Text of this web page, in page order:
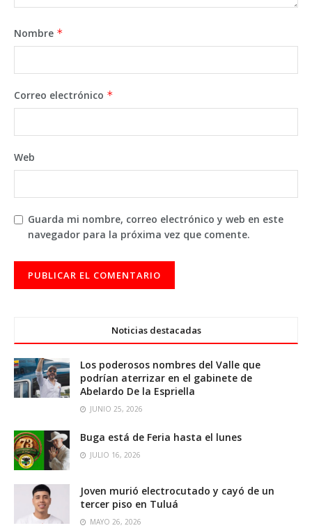
Nombre *
Correo electrónico *
Web
Guarda mi nombre, correo electrónico y web en este
navegador para la próxima vez que comente.
Noticias destacadas
Los poderosos nombres del Valle que
podrían aterrizar en el gabinete de
Abelardo De la Espriella
JUNIO 25, 2026
Buga está de Feria hasta el lunes
JULIO 16, 2026
Joven murió electrocutado y cayó de un
tercer piso en Tuluá
MAYO 26, 2026